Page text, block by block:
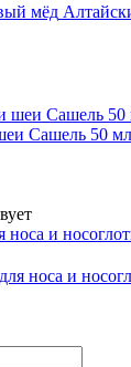
мёд
Сашель 50
носа и